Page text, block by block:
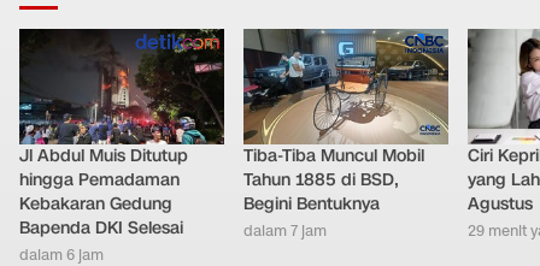
Jl Abdul Muis Ditutup
hingga Pemadaman
Kebakaran Gedung
Bapenda DKI Selesai
dalam 6 jam
Tiba-Tiba Muncul Mobil
Tahun 1885 di BSD,
Begini Bentuknya
dalam 7 jam
Ciri
yang
Agustus
29 menit